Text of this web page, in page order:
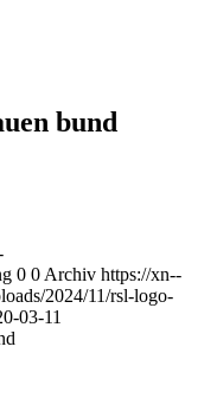
bund
0 0 Archiv https://xn--
2024/11/rsl-logo-
03-11